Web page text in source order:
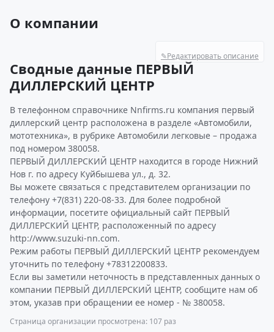
О компании
✎Редактировать описание
Сводные данные ПЕРВЫЙ
ДИЛЛЕРСКИЙ ЦЕНТР
В телефонном справочнике Nnfirms.ru компания первый
диллерский центр расположена в разделе «Автомобили,
мототехника», в рубрике Автомобили легковые – продажа
под номером 380058.
ПЕРВЫЙ ДИЛЛЕРСКИЙ ЦЕНТР находится в городе Нижний
Нов г. по адресу Куйбышева ул., д. 32.
Вы можете связаться с представителем организации по
телефону +7(831) 220-08-33. Для более подробной
информации, посетите официальный сайт ПЕРВЫЙ
ДИЛЛЕРСКИЙ ЦЕНТР, расположенный по адресу
http://www.suzuki-nn.com.
Режим работы ПЕРВЫЙ ДИЛЛЕРСКИЙ ЦЕНТР рекомендуем
уточнить по телефону +78312200833.
Если вы заметили неточность в представленных данных о
компании ПЕРВЫЙ ДИЛЛЕРСКИЙ ЦЕНТР, сообщите нам об
этом, указав при обращении ее номер - № 380058.
Страница организации просмотрена: 107 раз